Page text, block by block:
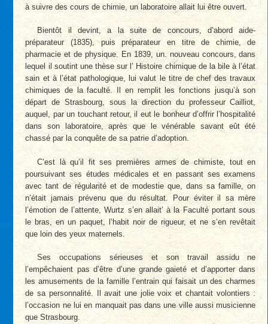
à suivre des cours de chimie, un laboratoire allait lui être ouvert.
Bientôt il devint, a la suite de concours, d’abord aide-
préparateur (1835), puis préparateur en titre de chimie, de
pharmacie et de physique. En 1839, un. nouveau concours, dans
lequel il soutint une thèse sur l’ Histoire chimique de la bile à l’état
sain et à l’état pathologique, lui valut le titre de chef des travaux
chimiques de la faculté. Il en remplit les fonctions jusqu’à son
départ de Strasbourg, sous la direction du professeur Cailliot,
auquel, par un touchant retour, il eut le bonheur d’offrir l’hospitalité
dans son laboratoire, après que le vénérable savant eût été
chassé par la conquête de sa patrie d’adoption.
C’est là qu’il fit ses premières armes de chimiste, tout en
poursuivant ses études médicales et en passant ses examens
avec tant de régularité et de modestie que, dans sa famille, on
n’était jamais prévenu que du résultat. Pour éviter il sa mère
l’émotion de l’attente, Wurtz s’en allait’ à la Faculté portant sous
le bras, en un paquet, l’habit noir de rigueur, et ne s’en revêtait
que loin des yeux maternels.
Ses occupations sérieuses et son travail assidu ne
l’empêchaient pas d’être d’une grande gaieté et d’apporter dans
les amusements de la famille l’entrain qui faisait un des charmes
de sa personnalité. Il avait une jolie voix et chantait volontiers :
l’occasion ne lui en manquait pas dans une ville aussi musicienne
que Strasbourg.